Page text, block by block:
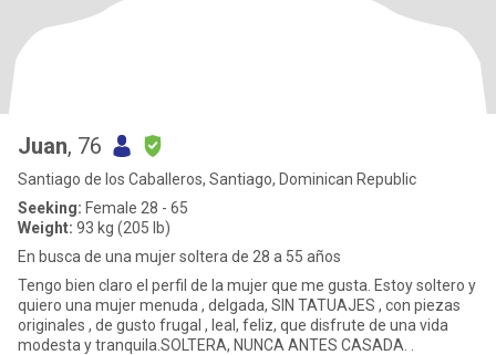
Juan, 76
Santiago de los Caballeros, Santiago, Dominican Republic
Seeking: Female 28 - 65
Weight: 93 kg (205 lb)
En busca de una mujer soltera de 28 a 55 años
Tengo bien claro el perfil de la mujer que me gusta. Estoy soltero y
quiero una mujer menuda , delgada, SIN TATUAJES , con piezas
originales , de gusto frugal , leal, feliz, que disfrute de una vida
modesta y tranquila.SOLTERA, NUNCA ANTES CASADA. .